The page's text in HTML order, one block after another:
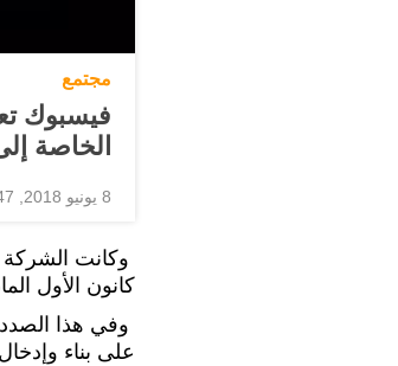
مجتمع
فيسبوك
الخاصة
8 يونيو 2018, 02:47 GMT
كانون الأول
وفي هذا الصدد
على بناء